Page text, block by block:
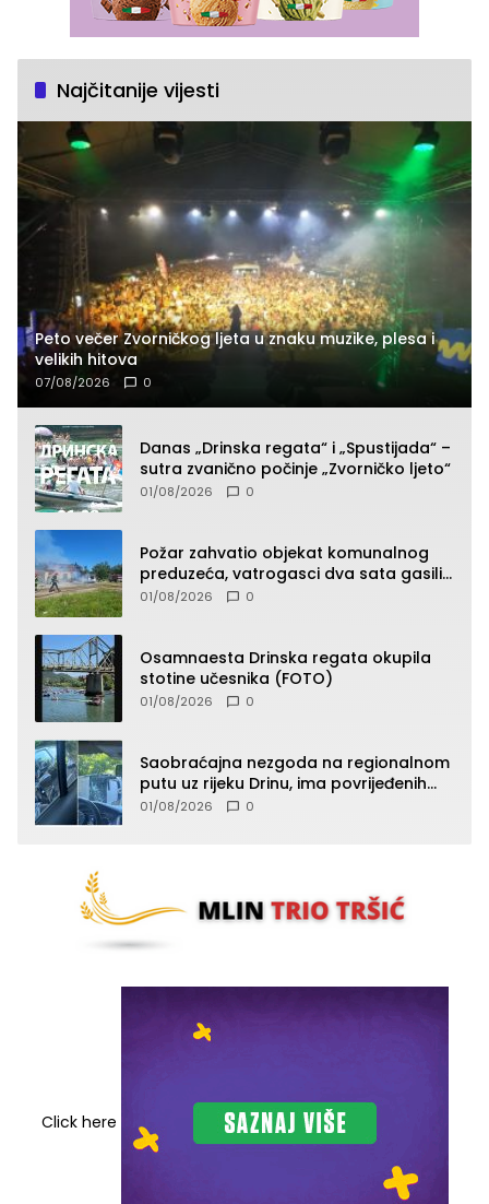
Najčitanije vijesti
Peto večer Zvorničkog ljeta u znaku muzike, plesa i
velikih hitova
07/08/2026 0
Danas „Drinska regata“ i „Spustijada“ –
sutra zvanično počinje „Zvorničko ljeto“
01/08/2026 0
Požar zahvatio objekat komunalnog
preduzeća, vatrogasci dva sata gasili
vatru (FOTO)
01/08/2026 0
Osamnaesta Drinska regata okupila
stotine učesnika (FOTO)
01/08/2026 0
Saobraćajna nezgoda na regionalnom
putu uz rijeku Drinu, ima povrijeđenih
lica (FOTO)
01/08/2026 0
Click here